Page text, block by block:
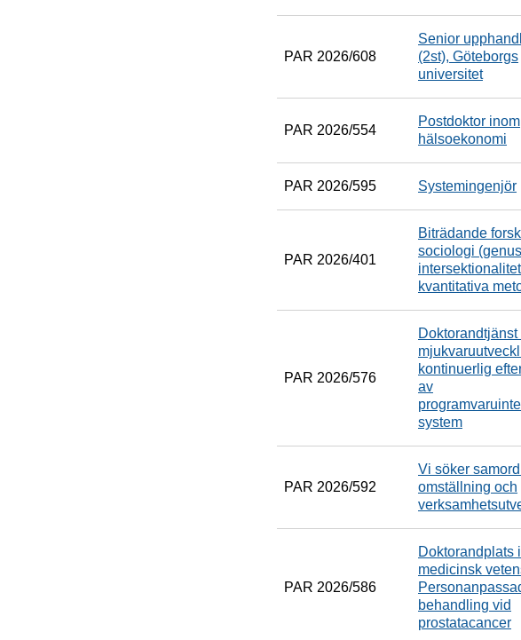
PAR 2026/608
Senior
(2st), Göteborgs
universitet
PAR 2026/554
Postdoktor inom
hälsoekonomi
PAR 2026/595 Systemingenjör
PAR 2026/401
Biträdande
sociologi
kvantitativa
PAR 2026/576
Doktorandtjänst
kontinuerlig
av
system
PAR 2026/592
Vi söker
omställning och
PAR 2026/586
Doktorandplats i
medicinsk
behandling vid
prostatacancer